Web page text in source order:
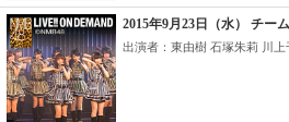
2015年9月23日（水） チー
出演者：東由樹 石塚朱莉 川上